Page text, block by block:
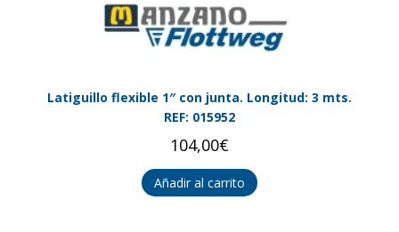
Latiguillo flexible 1″ con junta. Longitud: 3 mts.
REF: 015952
104,00€
Añadir al carrito